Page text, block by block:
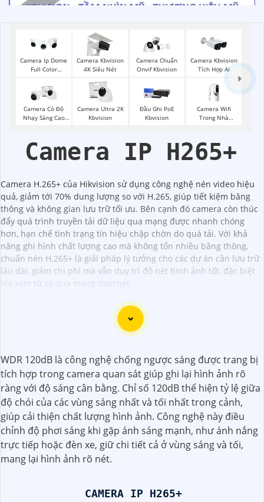
Camera Ip Dome
Full Color
Camera Kbvision
4K Siêu Nét
Camera Chuẩn
Onvif Kbvision
Camera Kbvision
Tích Hợp Ai
Camera Có Độ
Nhạy Sáng Cao
Camera Ultra 2K
Kbvision
Đầu Ghi PoE
Kbvision
Camera Wifi
Trong Nhà
Camera IP H265+
Camera H.265+ của Hikvision sử dụng công nghệ nén video hiệu
quả, giảm tới 70% dung lượng so với H.265, giúp tiết kiệm băng
thông và không gian lưu trữ tối ưu. Bên cạnh đó camera còn thúc
đẩy quá trình truyền tải dữ liệu qua mạng được nhanh chóng
hơn, hạn chế tình trạng tín hiệu chập chờn do quá tải. Với khả
năng ghi hình chất lượng cao mà không tốn nhiều băng thông,
chuẩn nén H.265+ là giải pháp lý tưởng cho các dự án cần lưu trữ
lâu dài, giảm chi phí mà vẫn duy trì độ nét hình ảnh tốt, đặc biệt
khi xem từ xa qua mạng Internet.
đảm an ninh cho không gian của bạn một cách hiệu quả,
đặc biệt là các khu vực ngoài trời. Camera với khả năng
xoay 360 độ cho góc nhìn toàn cảnh giúp bạn theo dõi mọi
hoạt động xảy ra tại khu vực giám sát dễ dàng với các chi
tiết trong khung hình sẽ được thể hiện rõ ràng.
Camera được thiết kế chắc chắn, chống nước và chống bụi
giúp camera hoạt động ổn định trong mọi điều kiện thời
không cần lo lắng về việc bị xâm nhập hoặc mất trội tài
WDR 120dB là công nghệ chống ngược sáng được trang bị
tích hợp trong camera quan sát giúp ghi lại hình ảnh rõ
ràng với độ sáng cân bằng. Chỉ số 120dB thể hiện tỷ lệ giữa
độ chói của các vùng sáng nhất và tối nhất trong cảnh,
giúp cải thiện chất lượng hình ảnh. Công nghệ này điều
chỉnh độ phơi sáng khi gặp ánh sáng mạnh, như ánh nắng
trực tiếp hoặc đèn xe, giữ chi tiết cả ở vùng sáng và tối,
mang lại hình ảnh rõ nét.
CAMERA IP H265+